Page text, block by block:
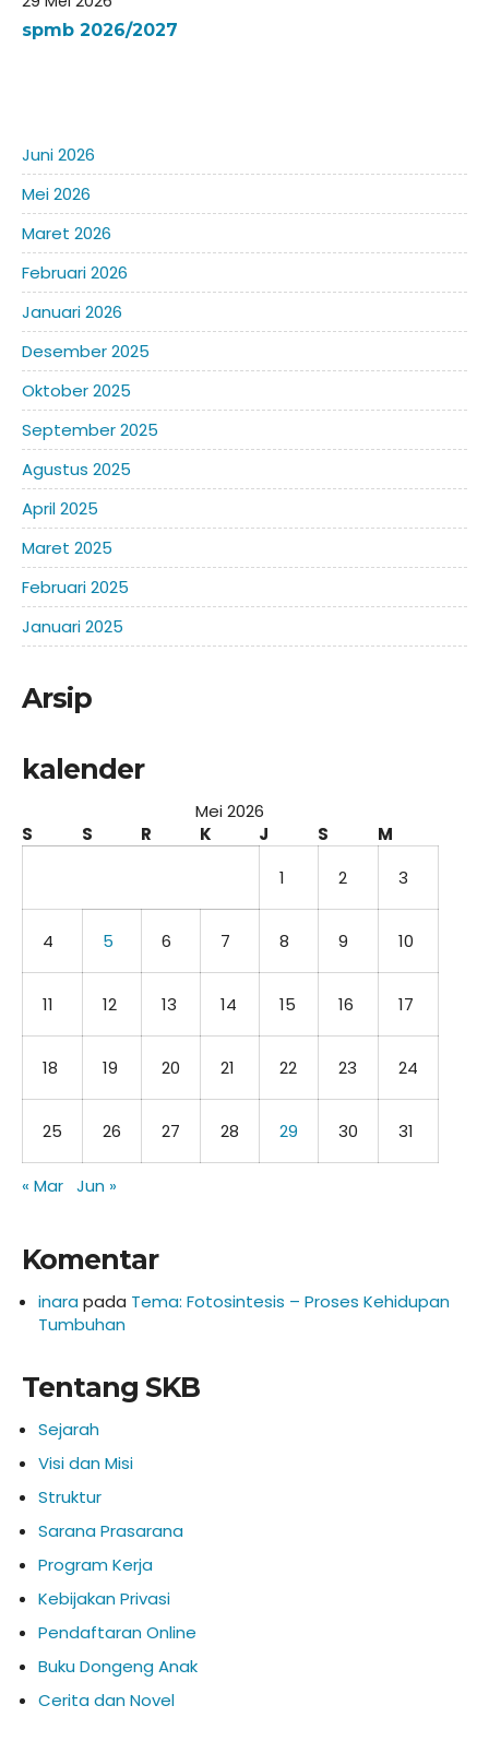
kurikulum skb kota samarinda20252026
spmb 2026/2027
Juni 2026
Mei 2026
Maret 2026
Februari 2026
Januari 2026
Desember 2025
Oktober 2025
September 2025
Agustus 2025
April 2025
Maret 2025
Februari 2025
Januari 2025
Arsip
kalender
Mei 2026
S
S R K J S
M
1
2 3
4 5 6 7 8 9 10
11 12 13 14 15 16 17
18 19 20 21 22 23 24
25 26 27 28 29 30 31
« Mar Jun »
Komentar
inara pada Tema: Fotosintesis – Proses Kehidupan
Tumbuhan
Tentang SKB
Sejarah
Visi dan Misi
Struktur
Sarana Prasarana
Program Kerja
Kebijakan Privasi
Pendaftaran Online
Buku Dongeng Anak
Cerita dan Novel